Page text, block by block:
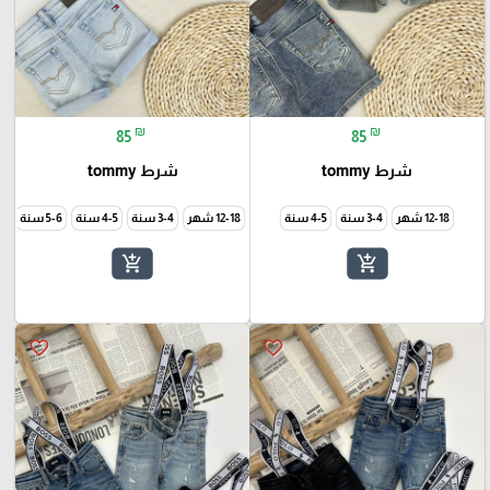
85 ₪
شرط tommy
12-18 شهر 3-4 سنة
add_shopping_cart
85 ₪
شرط tommy
12-18 شهر 3-4 سنة 5-6 سنة
add_shopping_cart
favorite_border
favorite_border